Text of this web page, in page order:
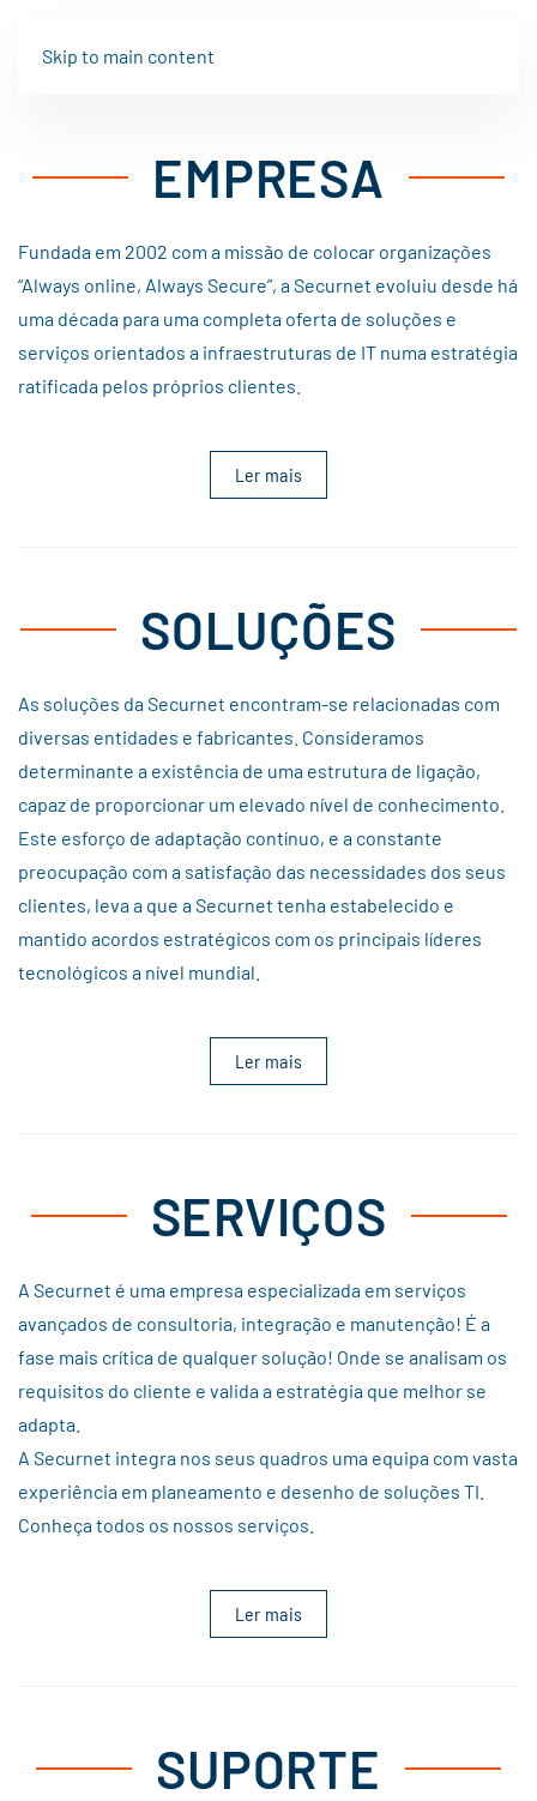
Skip to main content
CONSULTORIA
Conformidade. Auditoria.
EMPRESA
Fundada em 2002 com a missão de colocar organizações
“Always online, Always Secure”, a Securnet evoluiu desde há
uma década para uma completa oferta de soluções e
serviços orientados a infraestruturas de IT numa estratégia
ratificada pelos próprios clientes.
Ler mais
SOLUÇÕES
As soluções da Securnet encontram-se relacionadas com
diversas entidades e fabricantes. Consideramos
determinante a existência de uma estrutura de ligação,
capaz de proporcionar um elevado nível de conhecimento.
Este esforço de adaptação contínuo, e a constante
preocupação com a satisfação das necessidades dos seus
clientes, leva a que a Securnet tenha estabelecido e
mantido acordos estratégicos com os principais líderes
tecnológicos a nível mundial.
Ler mais
SERVIÇOS
A Securnet é uma empresa especializada em serviços
avançados de consultoria, integração e manutenção! É a
fase mais crítica de qualquer solução! Onde se analisam os
requisitos do cliente e valida a estratégia que melhor se
adapta.
A Securnet integra nos seus quadros uma equipa com vasta
experiência em planeamento e desenho de soluções TI.
Conheça todos os nossos serviços.
Ler mais
SUPORTE